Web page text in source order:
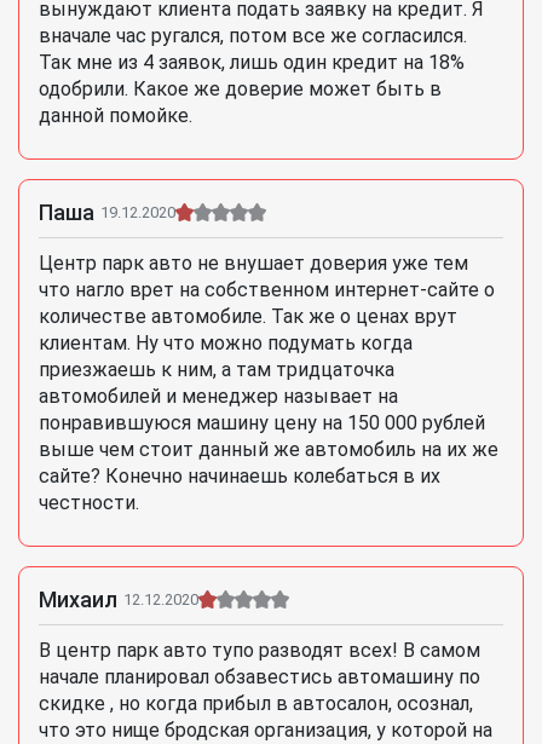
вынуждают клиента подать заявку на кредит. Я
вначале час ругался, потом все же согласился.
Так мне из 4 заявок, лишь один кредит на 18%
одобрили. Какое же доверие может быть в
данной помойке.
Паша 19.12.2020
Центр парк авто не внушает доверия уже тем
что нагло врет на собственном интернет-сайте о
количестве автомобиле. Так же о ценах врут
клиентам. Ну что можно подумать когда
приезжаешь к ним, а там тридцаточка
автомобилей и менеджер называет на
понравившуюся машину цену на 150 000 рублей
выше чем стоит данный же автомобиль на их же
сайте? Конечно начинаешь колебаться в их
честности.
Михаил 12.12.2020
В центр парк авто тупо разводят всех! В самом
начале планировал обзавестись автомашину по
скидке , но когда прибыл в автосалон, осознал,
что это нище бродская организация, у которой на